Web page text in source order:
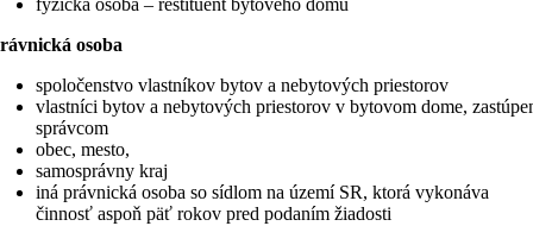
fyzická osoba – reštituent bytového domu
osoba
spoločenstvo vlastníkov bytov a nebytových priestorov
vlastníci bytov a nebytových priestorov v bytovom dome,
správcom
obec, mesto,
samosprávny kraj
iná právnická osoba so sídlom na území SR, ktorá vykonáva
činnosť aspoň päť rokov pred podaním žiadosti